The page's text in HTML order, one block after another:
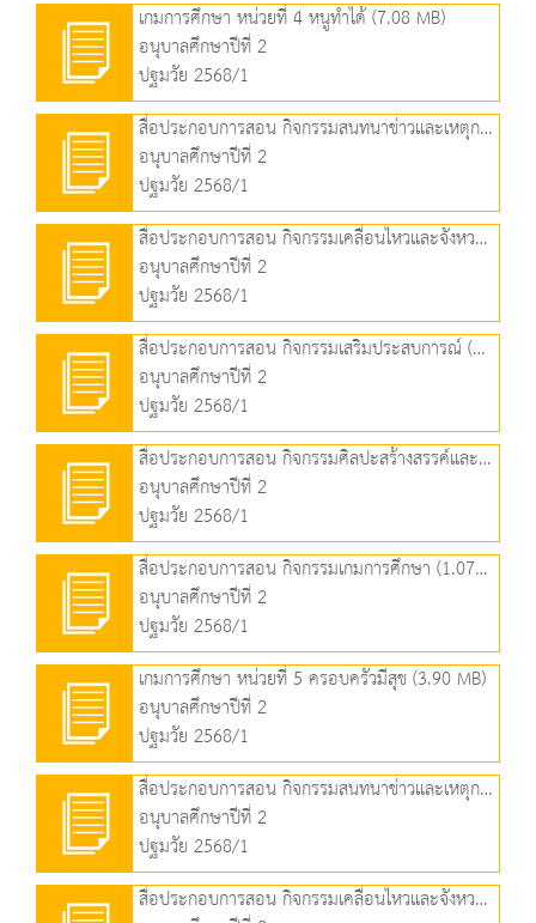
เกมการศึกษา หน่วยที่ 4 หนูทำได้ (7.08 MB)
อนุบาลศึกษาปีที่ 2
ปฐมวัย 2568/1
สื่อประกอบการสอน กิจกรรมสนทนาข่าวและเหตุการณ์ (1.36 MB)
อนุบาลศึกษาปีที่ 2
ปฐมวัย 2568/1
สื่อประกอบการสอน กิจกรรมเคลื่อนไหวและจังหวะ (971.61 KB)
อนุบาลศึกษาปีที่ 2
ปฐมวัย 2568/1
สื่อประกอบการสอน กิจกรรมเสริมประสบการณ์ (2.15 MB)
อนุบาลศึกษาปีที่ 2
ปฐมวัย 2568/1
สื่อประกอบการสอน กิจกรรมศิลปะสร้างสรรค์และเล่นตามมุม (2.83 MB)
อนุบาลศึกษาปีที่ 2
ปฐมวัย 2568/1
สื่อประกอบการสอน กิจกรรมเกมการศึกษา (1.07 MB)
อนุบาลศึกษาปีที่ 2
ปฐมวัย 2568/1
เกมการศึกษา หน่วยที่ 5 ครอบครัวมีสุข (3.90 MB)
อนุบาลศึกษาปีที่ 2
ปฐมวัย 2568/1
สื่อประกอบการสอน กิจกรรมสนทนาข่าวและเหตุการณ์ (1.36 MB)
อนุบาลศึกษาปีที่ 2
ปฐมวัย 2568/1
สื่อประกอบการสอน กิจกรรมเคลื่อนไหวและจังหวะ (1.48 MB)